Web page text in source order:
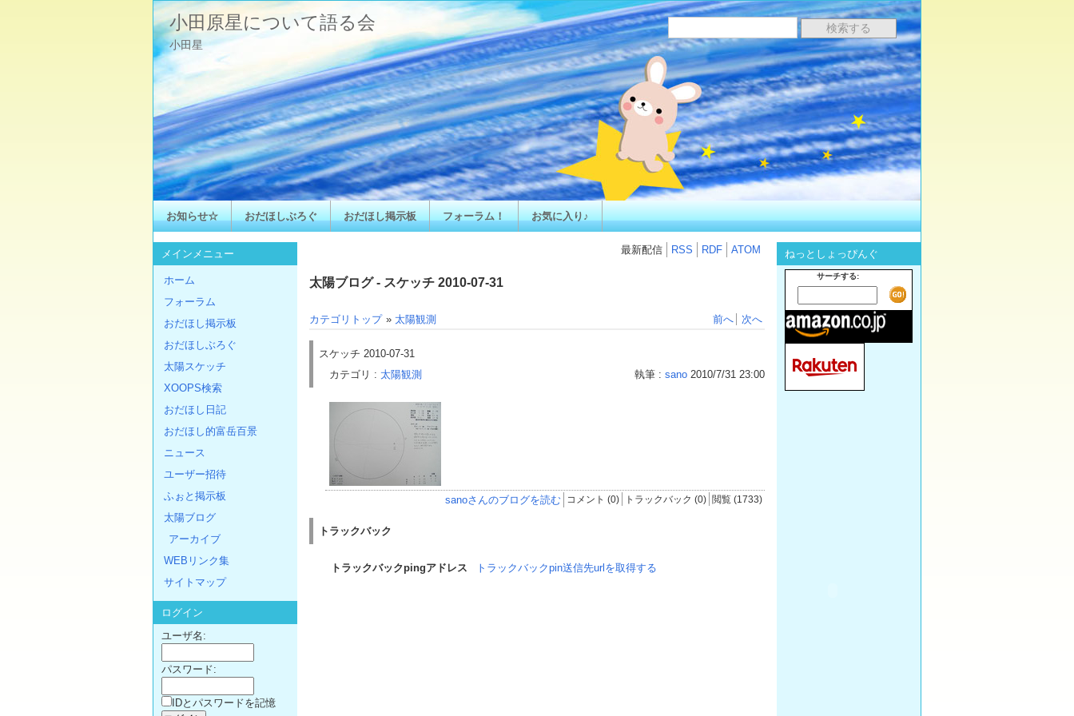
小田原星について語る会
小田星
お知らせ☆ おだほしぶろぐ おだほし掲示板 フォーラム！ お気に入り♪
最新配信 RSS RDF ATOM
太陽ブログ - スケッチ 2010-07-31
カテゴリトップ »太陽観測 前へ 次へ
スケッチ 2010-07-31
カテゴリ : 太陽観測 執筆 : sano 2010/7/31 23:00
sanoさんのブログを読む コメント (0) トラックバック (0) 閲覧 (1733)
トラックバック
トラックバックpingアドレス トラックバックpin送信先urlを取得する
メインメニュー
ホーム
フォーラム
おだほし掲示板
おだほしぶろぐ
太陽スケッチ
XOOPS検索
おだほし日記
おだほし的富岳百景
ニュース
ユーザー招待
ふぉと掲示板
太陽ブログ
アーカイブ
WEBリンク集
サイトマップ
ログイン
ユーザ名:
パスワード:
IDとパスワードを記憶
ねっとしょっぴんぐ
サーチする: